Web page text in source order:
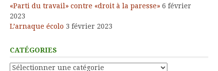
«Parti du travail» contre «droit à la paresse» 6 février
2023
L’arnaque écolo 3 février 2023
CATÉGORIES
Catégories